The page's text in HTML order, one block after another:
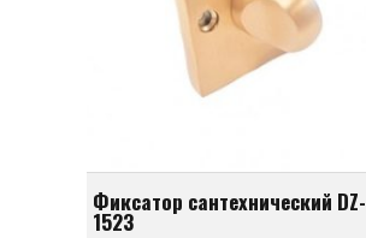
Фиксатор сантехнический DZ-
1523